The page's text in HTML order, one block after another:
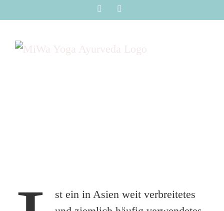
Inhalt
springen
Instagram
st ein in Asien weit verbreitetes